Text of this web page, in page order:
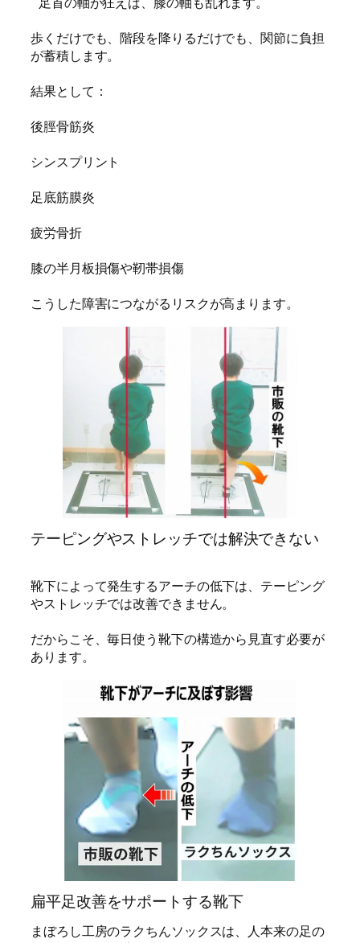
足首の軸が狂えば、膝の軸も乱れます。
歩くだけでも、階段を降りるだけでも、関節に負担
が蓄積します。
結果として：
後脛骨筋炎
シンスプリント
足底筋膜炎
疲労骨折
膝の半月板損傷や靭帯損傷
こうした障害につながるリスクが高まります。
テーピングやストレッチでは解決できない
靴下によって発生するアーチの低下は、テーピング
やストレッチでは改善できません。
だからこそ、毎日使う靴下の構造から見直す必要が
あります。
扁平足改善をサポートする靴下
まぼろし工房のラクちんソックスは、人本来の足の